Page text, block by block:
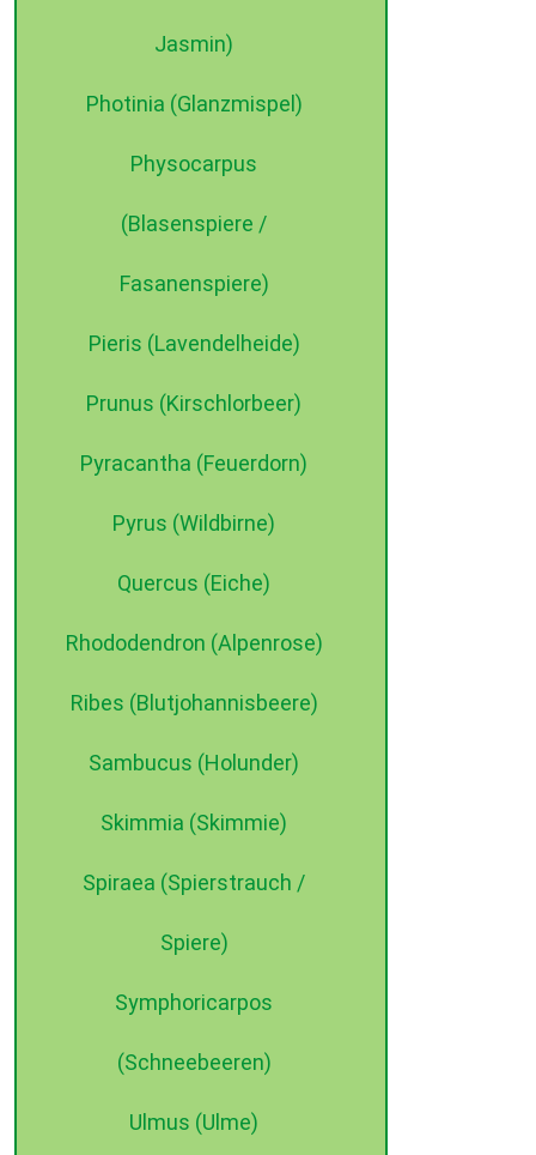
Jasmin)
Photinia (Glanzmispel)
Physocarpus
(Blasenspiere /
Fasanenspiere)
Pieris (Lavendelheide)
Prunus (Kirschlorbeer)
Pyracantha (Feuerdorn)
Pyrus (Wildbirne)
Quercus (Eiche)
Rhododendron (Alpenrose)
Ribes (Blutjohannisbeere)
Sambucus (Holunder)
Skimmia (Skimmie)
Spiraea (Spierstrauch /
Spiere)
Symphoricarpos
(Schneebeeren)
Ulmus (Ulme)